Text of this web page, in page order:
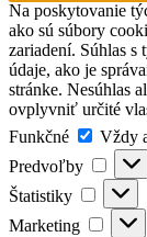
Na poskytovanie
ako sú súbory
zariadení. Súhlas
údaje, ako je
stránke. Nesúhlas
ovplyvniť určité
Funkčné
Vždy
Predvoľby
Štatistiky
Marketing